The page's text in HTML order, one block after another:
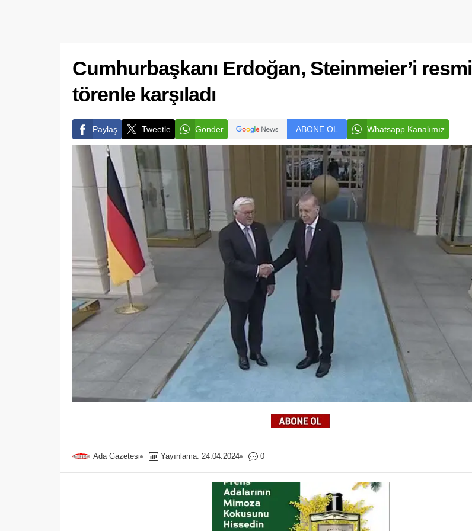
Cumhurbaşkanı Erdoğan, Steinmeier’i resmi
törenle karşıladı
Paylaş Tweetle Gönder ABONE OL Whatsapp Kanalımız
Ada Gazetesi Yayınlama: 24.04.2024 0